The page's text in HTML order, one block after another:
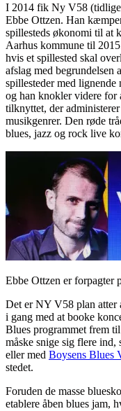
I 2014 fik Ny V58
Ebbe Ottzen. Han
spillesteds økonomi til at
Aarhus kommune til
hvis et spillested skal
afslag med begrundelsen
spillesteder med
og han knokler videre for
tilknyttet, der
musikgenrer. Den røde
blues, jazz og rock live
Ebbe Ottzen er forpagter
Det er NY V58 plan atter
i gang med at booke
Blues programmet frem
måske snige sig flere ind,
eller med Boysens Blues
stedet.
Foruden de masse
etablere åben blues jam,